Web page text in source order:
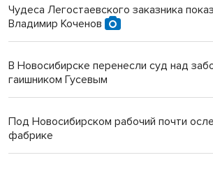
Чудеса Легостаевского заказника
Владимир Коченов
В Новосибирске перенесли суд над
гаишником Гусевым
Под Новосибирском рабочий почти
фабрике